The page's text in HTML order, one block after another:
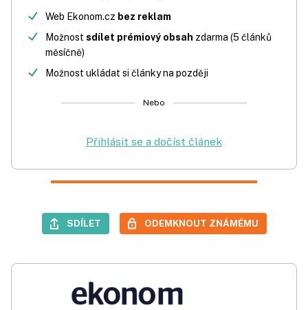
Web Ekonom.cz bez reklam
Možnost sdílet prémiový obsah zdarma (5 článků
měsíčně)
Možnost ukládat si články na později
Nebo
Přihlásit se a dočíst článek
SDÍLET ODEMKNOUT ZNÁMÉMU